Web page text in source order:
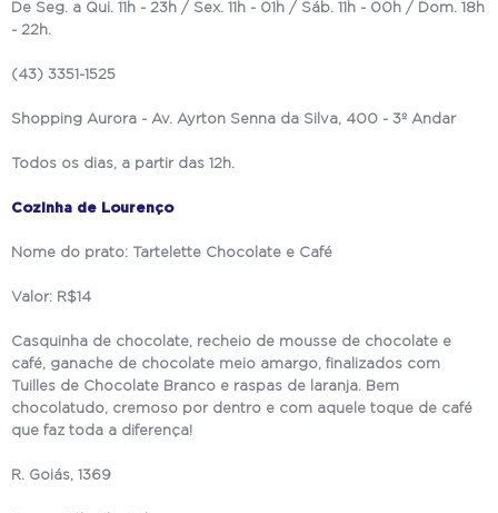
De Seg. a Qui. 11h - 23h / Sex. 11h - 01h / Sáb. 11h - 00h / Dom. 18h
- 22h.
(43) 3351-1525
Shopping Aurora - Av. Ayrton Senna da Silva, 400 - 3º Andar
Todos os dias, a partir das 12h.
Cozinha de Lourenço
Nome do prato: Tartelette Chocolate e Café
Valor: R$14
Casquinha de chocolate, recheio de mousse de chocolate e
café, ganache de chocolate meio amargo, finalizados com
Tuilles de Chocolate Branco e raspas de laranja. Bem
chocolatudo, cremoso por dentro e com aquele toque de café
que faz toda a diferença!
R. Goiás, 1369